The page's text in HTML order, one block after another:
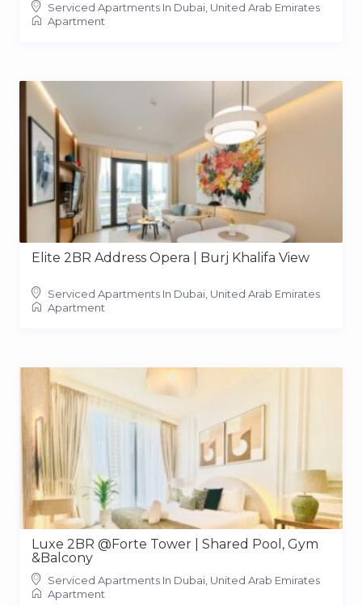
Serviced Apartments In Dubai, United Arab Emirates
Apartment
Elite 2BR Address Opera | Burj Khalifa View
Serviced Apartments In Dubai, United Arab Emirates
Apartment
Luxe 2BR @Forte Tower | Shared Pool, Gym
&Balcony
Serviced Apartments In Dubai, United Arab Emirates
Apartment